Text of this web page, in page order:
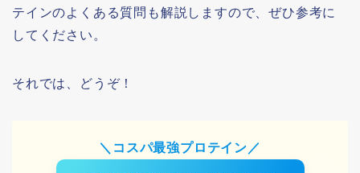
テインのよくある質問も解説しますので、ぜひ参考に
してください。
それでは、どうぞ！
＼コスパ最強プロテイン／